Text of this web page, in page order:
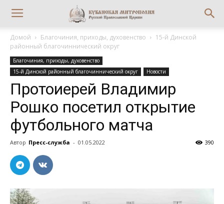
Домой Благочиния, приходы, духовенство
15-й Динской
районный благочиннический округ
Благочиния, приходы, духовенство
15-й Динской районный благочиннический округ
Новости
Протоиерей Владимир
Рошко посетил открытие
футбольного матча
Автор Пресс-служба - 01.05.2022 390